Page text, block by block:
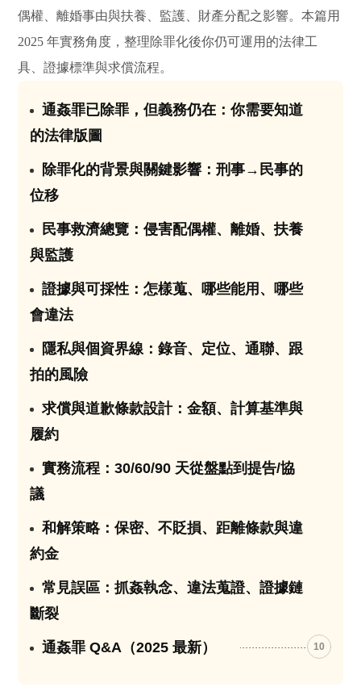
偶權、離婚事由與扶養、監護、財產分配之影響。本篇用
2025 年實務角度，整理除罪化後你仍可運用的法律工
具、證據標準與求償流程。
通姦罪已除罪，但義務仍在：你需要知道
的法律版圖
除罪化的背景與關鍵影響：刑事→民事的
位移
民事救濟總覽：侵害配偶權、離婚、扶養
與監護
證據與可採性：怎樣蒐、哪些能用、哪些
會違法
隱私與個資界線：錄音、定位、通聯、跟
拍的風險
求償與道歉條款設計：金額、計算基準與
履約
實務流程：30/60/90 天從盤點到提告/協
議
和解策略：保密、不貶損、距離條款與違
約金
常見誤區：抓姦執念、違法蒐證、證據鏈
斷裂
通姦罪 Q&A（2025 最新） 10